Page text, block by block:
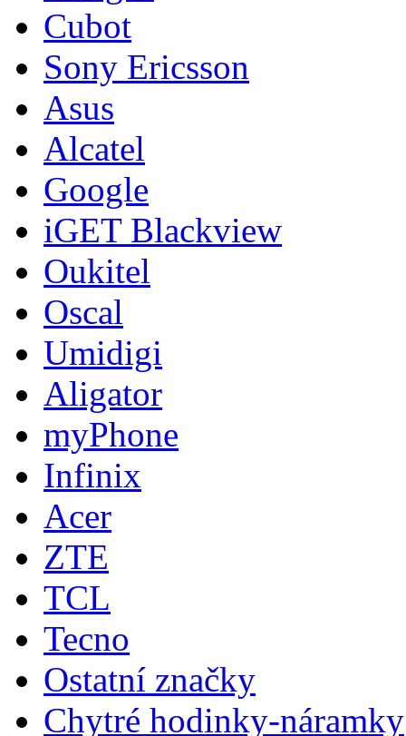
Cubot
Sony Ericsson
Asus
Alcatel
Google
iGET Blackview
Oukitel
Oscal
Umidigi
Aligator
myPhone
Infinix
Acer
ZTE
TCL
Tecno
Ostatní značky
Chytré hodinky-náramky